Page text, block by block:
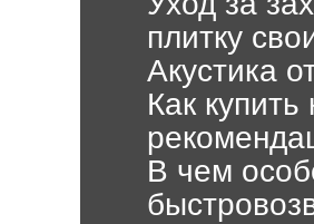
плитку
Акустика
Как
В чем